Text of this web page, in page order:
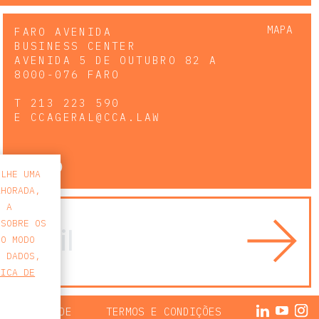
MAPA
FARO AVENIDA
BUSINESS CENTER
AVENIDA 5 DE OUTUBRO 82 A
8000-076 FARO
T 213 223 590
E CCAGERAL@CCA.LAW
faro
TERMOS E CONDIÇÕES
UMA
A
OS
MODO
DADOS,
DE